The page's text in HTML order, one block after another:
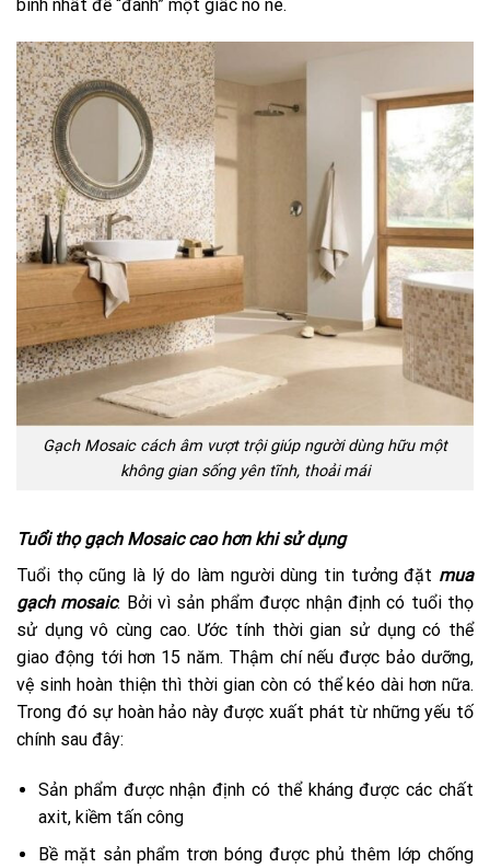
bình nhất để “đánh” một giấc no nê.
Gạch Mosaic cách âm vượt trội giúp người dùng hữu một
không gian sống yên tĩnh, thoải mái
Tuổi thọ gạch Mosaic cao hơn khi sử dụng
Tuổi thọ cũng là lý do làm người dùng tin tưởng đặt mua
gạch mosaic. Bởi vì sản phẩm được nhận định có tuổi thọ
sử dụng vô cùng cao. Ước tính thời gian sử dụng có thể
giao động tới hơn 15 năm. Thậm chí nếu được bảo dưỡng,
vệ sinh hoàn thiện thì thời gian còn có thể kéo dài hơn nữa.
Trong đó sự hoàn hảo này được xuất phát từ những yếu tố
chính sau đây:
Sản phẩm được nhận định có thể kháng được các chất
axit, kiềm tấn công
Bề mặt sản phẩm trơn bóng được phủ thêm lớp chống